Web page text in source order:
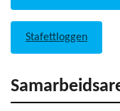
Stafettloggen